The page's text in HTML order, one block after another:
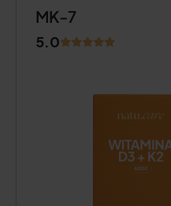
MK-7
5.0